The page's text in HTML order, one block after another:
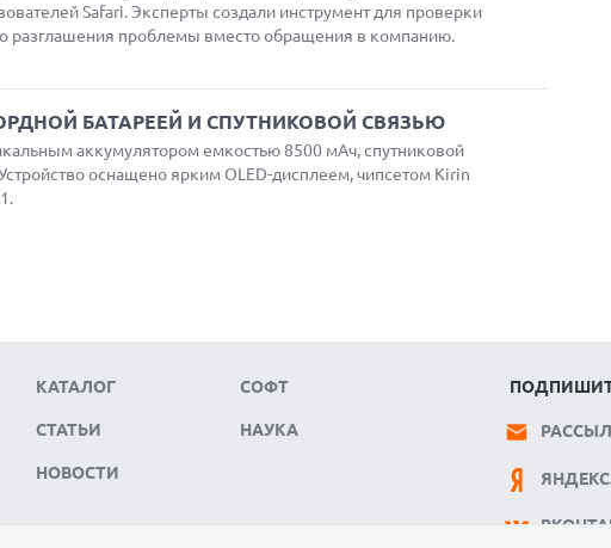
Safari. Эксперты создали инструмент для проверки
разглашения проблемы вместо обращения в компанию.
БАТАРЕЕЙ И СПУТНИКОВОЙ СВЯЗЬЮ
аккумулятором емкостью 8500 мАч, спутниковой
оснащено ярким OLED-дисплеем, чипсетом Kirin
КАТАЛОГ
СТАТЬИ
НОВОСТИ
СОФТ
НАУКА